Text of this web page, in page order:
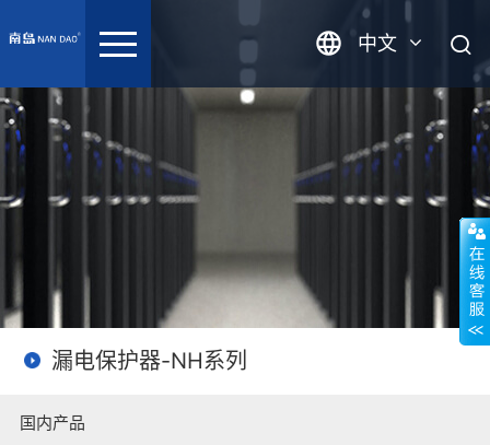
中文
漏电保护器-NH系列
国内产品